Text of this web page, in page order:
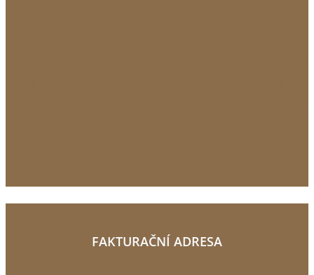
FAKTURAČNÍ ADRESA